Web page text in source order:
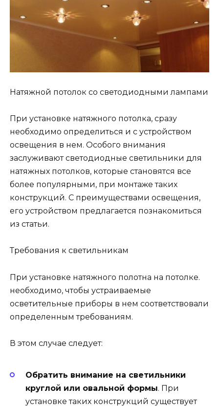
Натяжной потолок со светодиодными лампами
При установке натяжного потолка, сразу
необходимо определиться и с устройством
освещения в нем. Особого внимания
заслуживают светодиодные светильники для
натяжных потолков, которые становятся все
более популярными, при монтаже таких
конструкций. С преимуществами освещения,
его устройством предлагается познакомиться
из статьи.
Требования к светильникам
При установке натяжного полотна на потолке.
необходимо, чтобы устраиваемые
осветительные приборы в нем соответствовали
определенным требованиям.
В этом случае следует:
Обратить внимание на светильники
круглой или овальной формы. При
установке таких конструкций существует